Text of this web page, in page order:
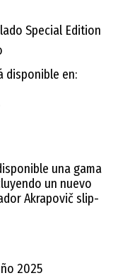
Special Edition
disponible en:
una gama
un nuevo
Akrapovič slip-
2025